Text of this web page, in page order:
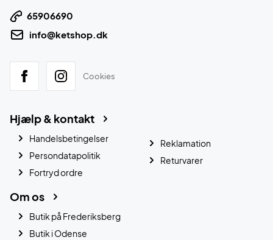
65906690
info@ketshop.dk
Cookies
Hjælp & kontakt
Handelsbetingelser
Persondatapolitik
Fortryd ordre
Reklamation
Returvarer
Om os
Butik på Frederiksberg
Butik i Odense